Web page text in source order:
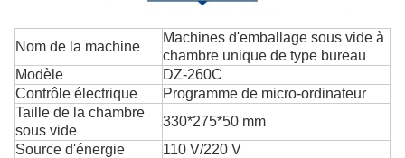
Nom de la machine
Machines d'emballage sous vide à
chambre unique de type bureau
Modèle
DZ-260C
Contrôle électrique
Programme de micro-ordinateur
Taille de la chambre
sous vide
330*275*50 mm
Source d'énergie
110 V/220 V